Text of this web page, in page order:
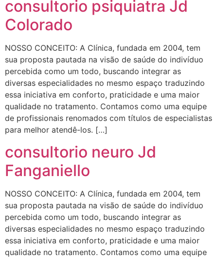
consultorio psiquiatra Jd
Colorado
NOSSO CONCEITO: A Clínica, fundada em 2004, tem
sua proposta pautada na visão de saúde do indivíduo
percebida como um todo, buscando integrar as
diversas especialidades no mesmo espaço traduzindo
essa iniciativa em conforto, praticidade e uma maior
qualidade no tratamento. Contamos como uma equipe
de profissionais renomados com títulos de especialistas
para melhor atendê-los. […]
consultorio neuro Jd
Fanganiello
NOSSO CONCEITO: A Clínica, fundada em 2004, tem
sua proposta pautada na visão de saúde do indivíduo
percebida como um todo, buscando integrar as
diversas especialidades no mesmo espaço traduzindo
essa iniciativa em conforto, praticidade e uma maior
qualidade no tratamento. Contamos como uma equipe